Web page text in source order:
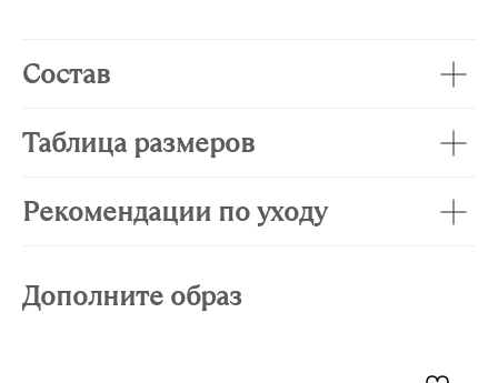
Состав
Таблица размеров
Рекомендации по уходу
Дополните образ